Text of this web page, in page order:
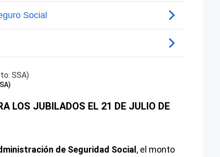
LOS JUBILADOS EL 21 DE JULIO DE
de Seguridad Social , el monto